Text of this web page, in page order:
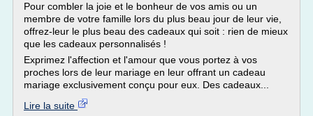
Pour combler la joie et le bonheur de vos amis ou un
membre de votre famille lors du plus beau jour de leur vie,
offrez-leur le plus beau des cadeaux qui soit : rien de mieux
que les cadeaux personnalisés !
Exprimez l'affection et l'amour que vous portez à vos
proches lors de leur mariage en leur offrant un cadeau
mariage exclusivement conçu pour eux. Des cadeaux...
Lire la suite